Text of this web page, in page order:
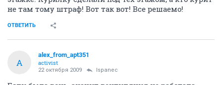
ОТВЕТИТЬ
I
member
Все решается путем наказаний через УК! Все можно
проконтролировать!